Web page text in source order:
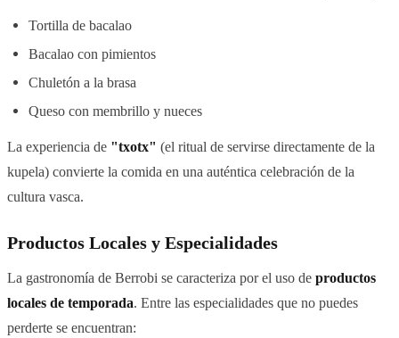
Tortilla de bacalao
Bacalao con pimientos
Chuletón a la brasa
Queso con membrillo y nueces
La experiencia de "txotx" (el ritual de servirse directamente de la
kupela) convierte la comida en una auténtica celebración de la
cultura vasca.
Productos Locales y Especialidades
La gastronomía de Berrobi se caracteriza por el uso de productos
locales de temporada. Entre las especialidades que no puedes
perderte se encuentran: